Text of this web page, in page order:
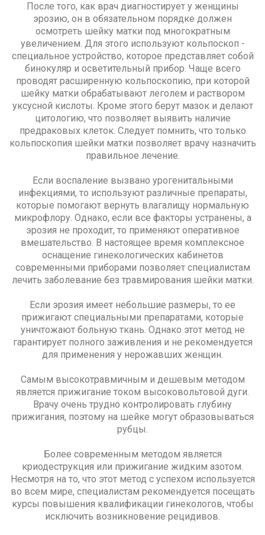
После того, как врач диагностирует у женщины
эрозию, он в обязательном порядке должен
осмотреть шейку матки под многократным
увеличением. Для этого используют кольпоскоп -
специальное устройство, которое представляет собой
бинокуляр и осветительный прибор. Чаще всего
проводят расширенную кольпоскопию, при которой
шейку матки обрабатывают леголем и раствором
уксусной кислоты. Кроме этого берут мазок и делают
цитологию, что позволяет выявить наличие
предраковых клеток. Следует помнить, что только
кольпоскопия шейки матки позволяет врачу назначить
правильное лечение.
Если воспаление вызвано урогенитальными
инфекциями, то используют различные препараты,
которые помогают вернуть влагалищу нормальную
микрофлору. Однако, если все факторы устранены, а
эрозия не проходит, то применяют оперативное
вмешательство. В настоящее время комплексное
оснащение гинекологических кабинетов
современными приборами позволяет специалистам
лечить заболевание без травмирования шейки матки.
Если эрозия имеет небольшие размеры, то ее
прижигают специальными препаратами, которые
уничтожают больную ткань. Однако этот метод не
гарантирует полного заживления и не рекомендуется
для применения у нерожавших женщин.
Самым высокотравмичным и дешевым методом
является прижигание током высоковольтовой дуги.
Врачу очень трудно контролировать глубину
прижигания, поэтому на шейке могут образовываться
рубцы.
Более современным методом является
криодеструкция или прижигание жидким азотом.
Несмотря на то, что этот метод с успехом используется
во всем мире, специалистам рекомендуется посещать
курсы повышения квалификации гинекологов, чтобы
исключить возникновение рецидивов.